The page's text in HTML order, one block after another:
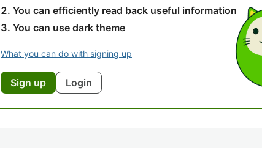
You can efficiently read back useful information
You can use dark theme
What you can do with signing up
Sign up Login